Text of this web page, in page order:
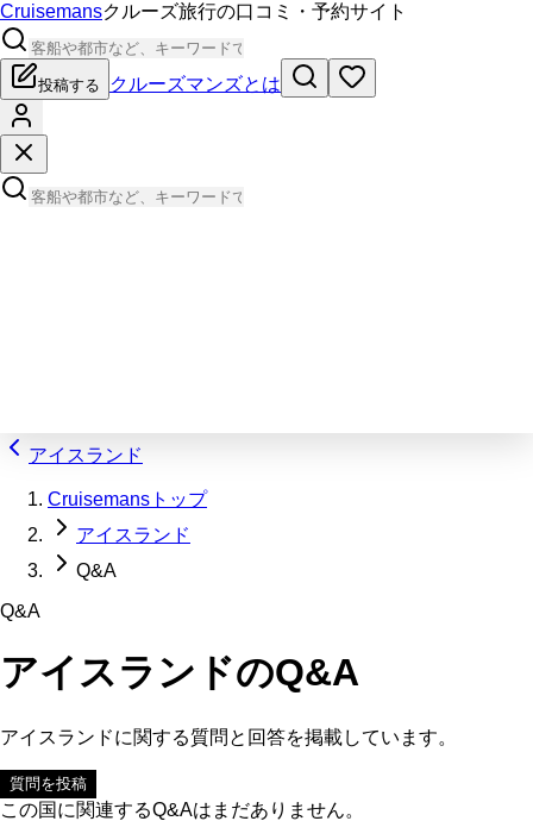
Cruisemansクルーズ旅行の口コミ・予約サイト
投稿する クルーズマンズとは
アイスランド
Cruisemansトップ
アイスランド
Q&A
Q&A
アイスランドのQ&A
アイスランドに関する質問と回答を掲載しています。
質問を投稿
この国に関連するQ&Aはまだありません。